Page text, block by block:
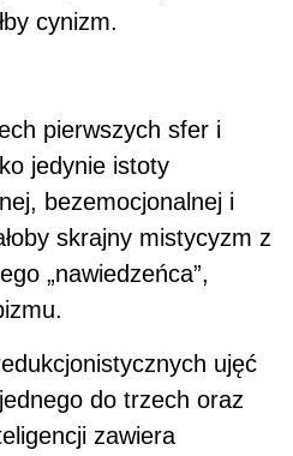
cynizm.
pierwszych sfer i
jedynie istoty
bezemocjonalnej i
skrajny mistycyzm z
„nawiedzeńca”,
ujęć
do trzech oraz
zawiera